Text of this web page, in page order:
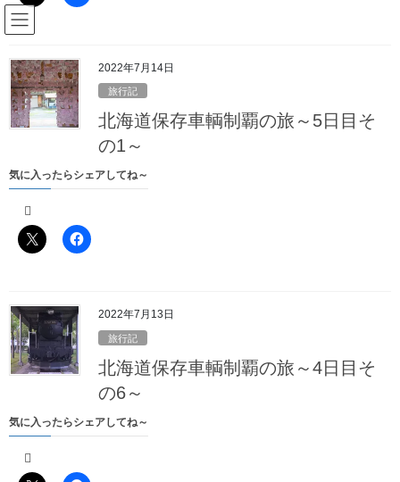
コ
ン
ン
ツ
へ
ス
プ
ナ
ビ
ー
シ
ョ
ン
動
HOME Blog 旅行記 北海道保存車輌制覇の旅～5日目その6～
2022年7月19日 / 最終更新日時 :
北海道保存車輌制覇の旅～5日目そ
長かった旅行もいよいよ最後の撮影地となりました
2022年7月14日
旅行記
北海道保存車輌制覇の旅～5日目そ
の1～
気に入ったらシェアしてね～
2022年7月13日
旅行記
北海道保存車輌制覇の旅～4日目そ
の6～
気に入ったらシェアしてね～